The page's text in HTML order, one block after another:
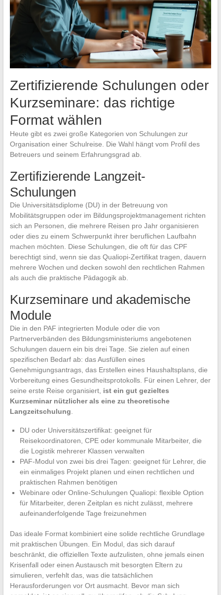
Zertifizierende Schulungen oder
Kurzseminare: das richtige
Format wählen
Heute gibt es zwei große Kategorien von Schulungen zur
Organisation einer Schulreise. Die Wahl hängt vom Profil des
Betreuers und seinem Erfahrungsgrad ab.
Zertifizierende Langzeit-
Schulungen
Die Universitätsdiplome (DU) in der Betreuung von
Mobilitätsgruppen oder im Bildungsprojektmanagement richten
sich an Personen, die mehrere Reisen pro Jahr organisieren
oder dies zu einem Schwerpunkt ihrer beruflichen Laufbahn
machen möchten. Diese Schulungen, die oft für das CPF
berechtigt sind, wenn sie das Qualiopi-Zertifikat tragen, dauern
mehrere Wochen und decken sowohl den rechtlichen Rahmen
als auch die praktische Pädagogik ab.
Kurzseminare und akademische
Module
Die in den PAF integrierten Module oder die von
Partnerverbänden des Bildungsministeriums angebotenen
Schulungen dauern ein bis drei Tage. Sie zielen auf einen
spezifischen Bedarf ab: das Ausfüllen eines
Genehmigungsantrags, das Erstellen eines Haushaltsplans, die
Vorbereitung eines Gesundheitsprotokolls. Für einen Lehrer, der
seine erste Reise organisiert, ist ein gut gezieltes
Kurzseminar nützlicher als eine zu theoretische
Langzeitschulung.
DU oder Universitätszertifikat: geeignet für
Reisekoordinatoren, CPE oder kommunale Mitarbeiter, die
die Logistik mehrerer Klassen verwalten
PAF-Modul von zwei bis drei Tagen: geeignet für Lehrer, die
ein einmaliges Projekt planen und einen rechtlichen und
praktischen Rahmen benötigen
Webinare oder Online-Schulungen Qualiopi: flexible Option
für Mitarbeiter, deren Zeitplan es nicht zulässt, mehrere
aufeinanderfolgende Tage freizunehmen
Das ideale Format kombiniert eine solide rechtliche Grundlage
mit praktischen Übungen. Ein Modul, das sich darauf
beschränkt, die offiziellen Texte aufzulisten, ohne jemals einen
Krisenfall oder einen Austausch mit besorgten Eltern zu
simulieren, verfehlt das, was die tatsächlichen
Herausforderungen vor Ort ausmacht. Bevor man sich